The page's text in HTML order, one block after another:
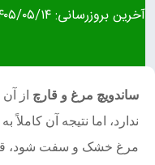
آخرین بروزرسانی:۱۴۰۵/۰۵/
ساندویچ مرغ و قارچ از
ندارد، اما نتیجه آن
مرغ خشک و سفت شود،